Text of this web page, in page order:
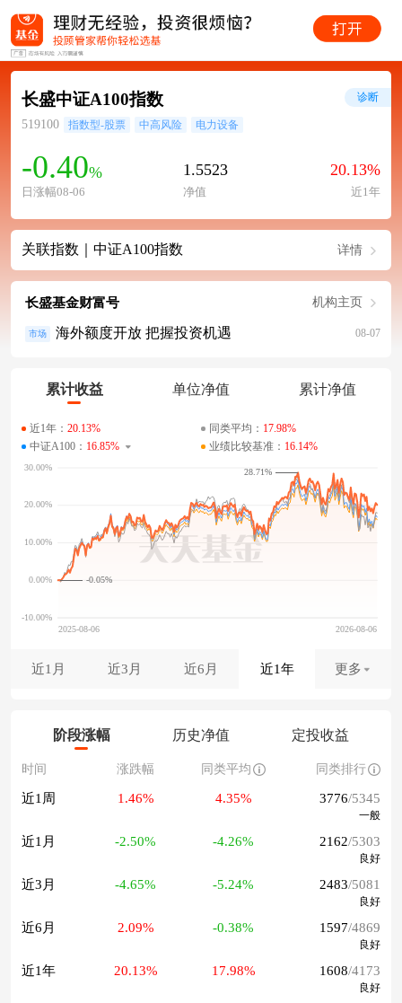
长盛中证A100指数
519100 指数型-股票 中高风险 电力设备
-0.40%
日涨幅08-06
1.5523
净值
20.13%
近1年
诊断
关联指数｜中证A100指数 详情
长盛基金财富号 机构主页
市场 海外额度开放 把握投资机遇 08-07
累计收益 单位净值 累计净值
近1年： 20.13% 同类平均： 17.98%
中证A100： 16.85% 业绩比较基准： 16.14%
-0.05%
28.71%
近1月 近3月 近6月 近1年 更多
阶段涨幅 历史净值 定投收益
时间 涨跌幅 同类平均 同类排行
近1周 1.46% 4.35% 3776/5345
一般
近1月 -2.50% -4.26% 2162/5303
良好
近3月 -4.65% -5.24% 2483/5081
良好
近6月 2.09% -0.38% 1597/4869
良好
近1年 20.13% 17.98% 1608/4173
良好